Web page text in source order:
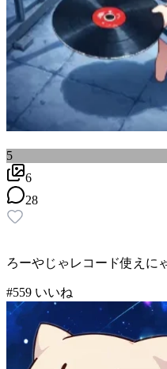
5
6
28
ろーやじゃレコード使えに
#559 いいね